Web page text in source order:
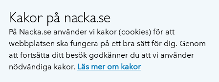
Kakor på nacka.se
På Nacka.se använder vi kakor (cookies) för att
webbplatsen ska fungera på ett bra sätt för dig. Genom
att fortsätta ditt besök godkänner du att vi använder
nödvändiga kakor. Läs mer om kakor